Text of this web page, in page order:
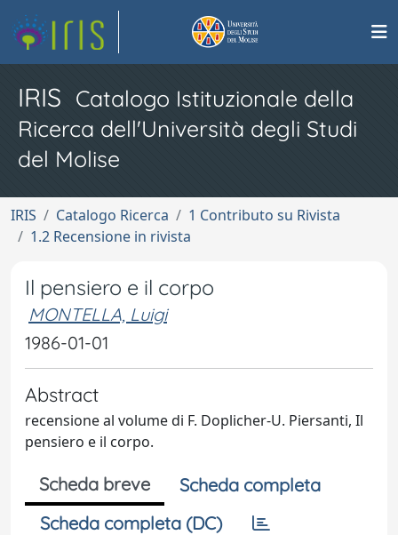
IRIS Catalogo Istituzionale della
Ricerca dell'Università degli Studi
del Molise
IRIS Catalogo Ricerca
1 Contributo su Rivista
1.2 Recensione in rivista
Il pensiero e il corpo
MONTELLA, Luigi
1986-01-01
Abstract
recensione al volume di F. Doplicher-U. Piersanti, Il
pensiero e il corpo.
Scheda breve
Scheda completa
Scheda completa (DC)